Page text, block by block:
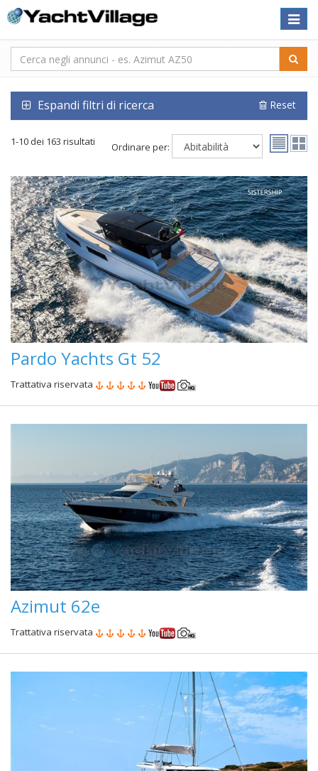
Toggle
Espandi filtri di ricerca Reset
1-10 dei 163 risultati Ordinare per:
Pardo Yachts Gt 52
Trattativa riservata
Azimut 62e
Trattativa riservata